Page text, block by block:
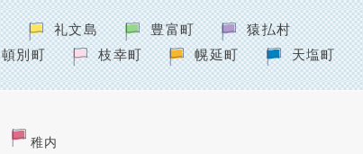
礼文島 豊富町
猿払村
別町 枝幸町 幌延町 天塩町
稚内